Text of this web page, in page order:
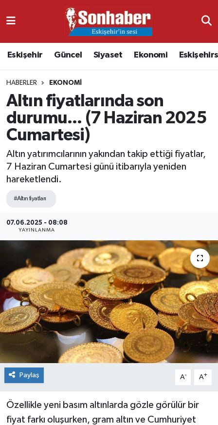
Eskişehir Güncel Siyaset Ekonomi
HABERLER EKONOMI
Altın fiyatlarında son
durumu... (7 Haziran 2025
Cumartesi)
Altın yatırımcılarının yakından takip ettiği fiyatlar,
7 Haziran Cumartesi günü itibarıyla yeniden
hareketlendi.
#Altın fiyatları
07.06.2025 - 08:08
YAYINLANMA
Paylaş A- A+
Özellikle yeni basım altınlarda gözle görülür bir
fiyat farkı oluşurken, gram altın ve Cumhuriyet
Ekonomi
Kültür & Sanat
Magazin
Spor
Nöbetçi Eczaneler
Namaz Vakitleri
Trafik Durumu
Süper Lig Puan Durumu ve Fikstür
Tüm Manşetler